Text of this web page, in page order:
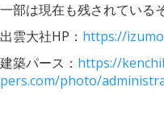
一部は現在も残されている
出雲大社HP： https://
建築パース： https://
pers.com/photo/